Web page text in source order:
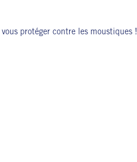
protéger contre les moustiques !